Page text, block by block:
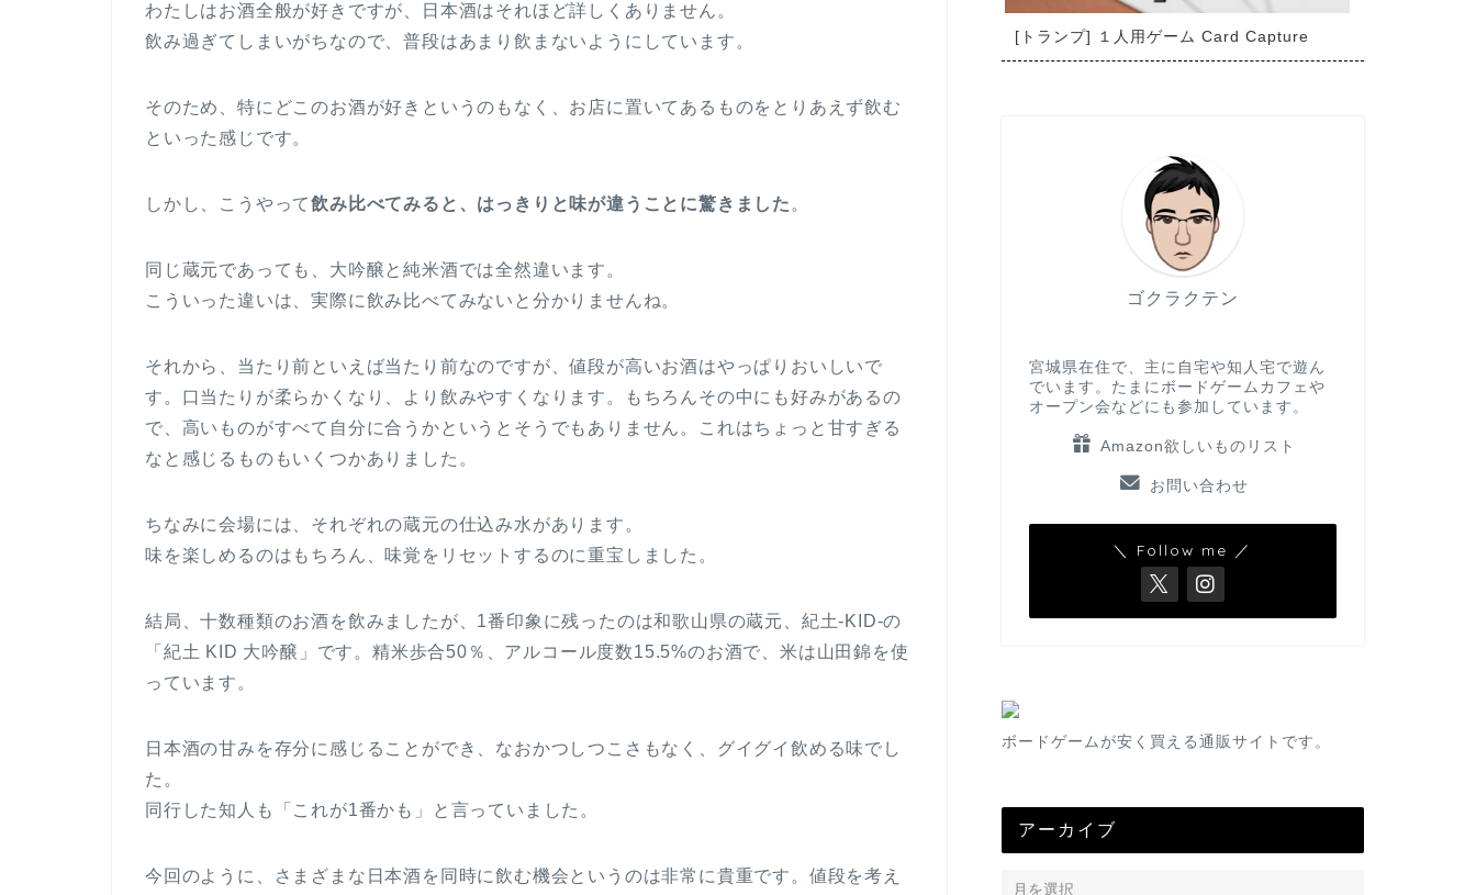
わたしはお酒全般が好きですが、日本酒はそれほど詳しくありません。
飲み過ぎてしまいがちなので、普段はあまり飲まないようにしています。
そのため、特にどこのお酒が好きというのもなく、お店に置いてあるものをとりあえず飲む
といった感じです。
しかし、こうやって飲み比べてみると、はっきりと味が違うことに驚きました。
同じ蔵元であっても、大吟醸と純米酒では全然違います。
こういった違いは、実際に飲み比べてみないと分かりませんね。
それから、当たり前といえば当たり前なのですが、値段が高いお酒はやっぱりおいしいで
す。口当たりが柔らかくなり、より飲みやすくなります。もちろんその中にも好みがあるの
で、高いものがすべて自分に合うかというとそうでもありません。これはちょっと甘すぎる
なと感じるものもいくつかありました。
ちなみに会場には、それぞれの蔵元の仕込み水があります。
味を楽しめるのはもちろん、味覚をリセットするのに重宝しました。
結局、十数種類のお酒を飲みましたが、1番印象に残ったのは和歌山県の蔵元、紀土-KID-の
「紀土 KID 大吟醸」です。精米歩合50％、アルコール度数15.5%のお酒で、米は山田錦を使
っています。
日本酒の甘みを存分に感じることができ、なおかつしつこさもなく、グイグイ飲める味でし
た。
同行した知人も「これが1番かも」と言っていました。
今回のように、さまざまな日本酒を同時に飲む機会というのは非常に貴重です。値段を考え
[トランプ] １人用ゲーム Card Capture
ゴクラクテン
宮城県在住で、主に自宅や知人宅で遊ん
でいます。たまにボードゲームカフェや
オープン会などにも参加しています。
Amazon欲しいものリスト
お問い合わせ
＼ Follow me ／
ボードゲームが安く買える通販サイトです。
アーカイブ